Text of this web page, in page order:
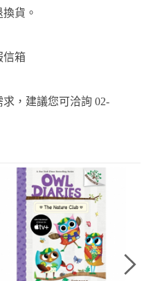
貨。
信箱
，建議您可洽詢 02-